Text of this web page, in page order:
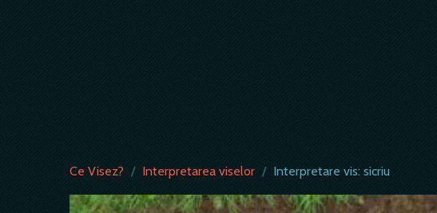
Ce Visez? / Interpretarea viselor / Interpretare vis: sicriu